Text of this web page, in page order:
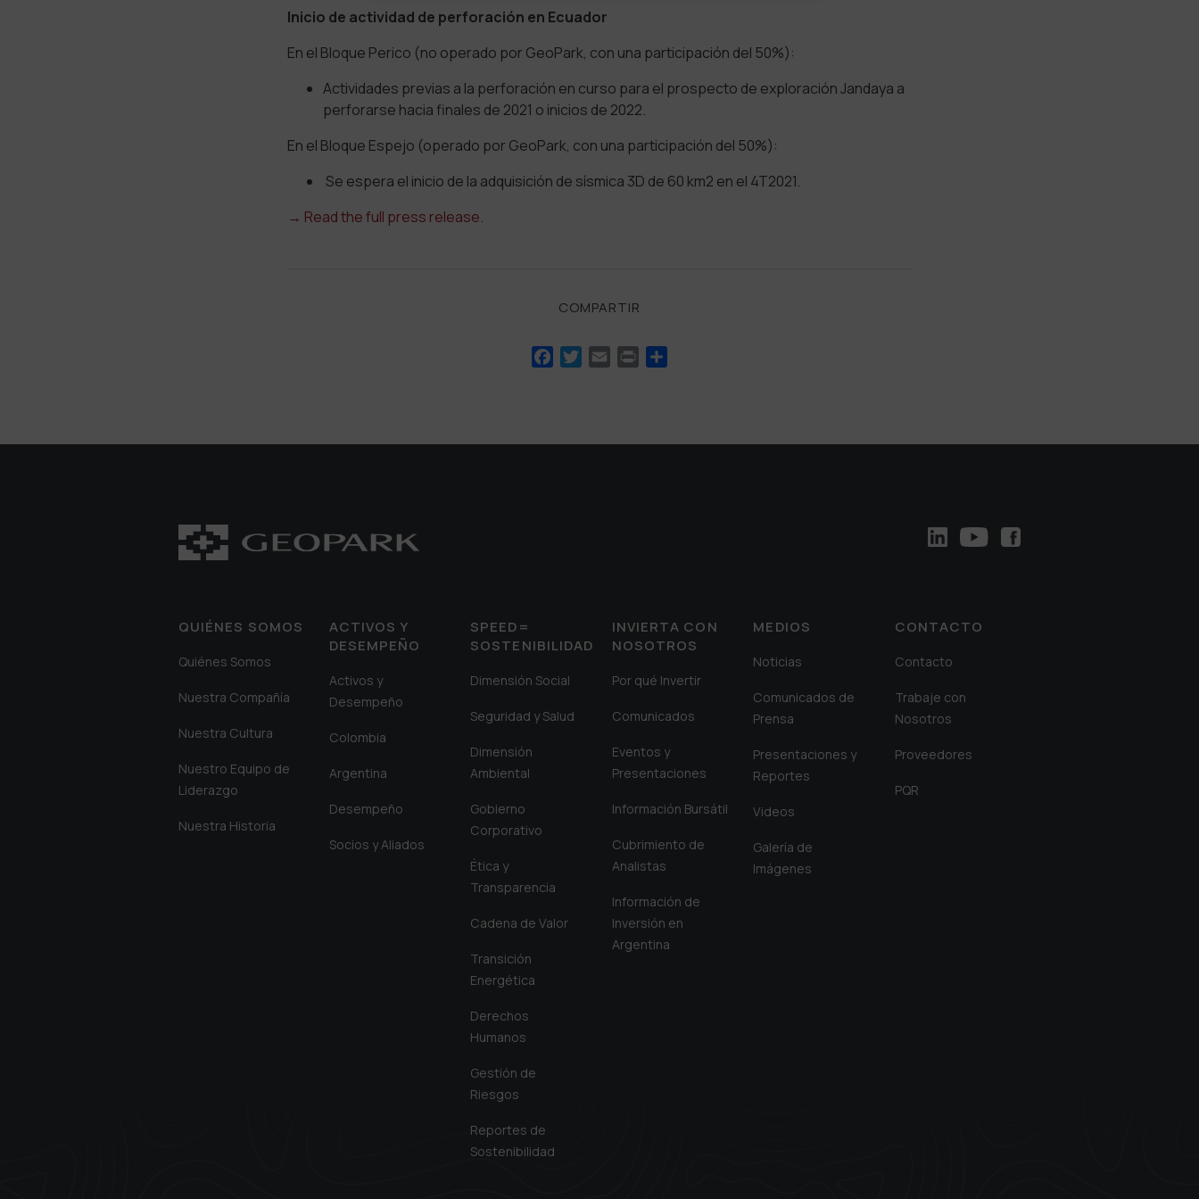
Inicio de actividad de perforación en Ecuador
En el Bloque Perico (no operado por GeoPark, con una participación del 50%):
Actividades previas a la perforación en curso para el prospecto de exploración Jandaya a
perforarse hacia finales de 2021 o inicios de 2022.
En el Bloque Espejo (operado por GeoPark, con una participación del 50%):
Se espera el inicio de la adquisición de sísmica 3D de 60 km2 en el 4T2021.
→ Read the full press release.
COMPARTIR
Facebook
Twitter
Email Print
QUIÉNES SOMOS
Quiénes Somos
Nuestra Compañía
Nuestra Cultura
Nuestro Equipo de
Liderazgo
Nuestra Historia
ACTIVOS Y
DESEMPEÑO
Activos y
Desempeño
Colombia
Argentina
Desempeño
Socios y Aliados
SPEED=
SOSTENIBILIDAD
Dimensión Social
Seguridad y Salud
Dimensión
Ambiental
Gobierno
Corporativo
Ética y
Transparencia
Cadena de Valor
Transición
Energética
Derechos
Humanos
Gestión de
Riesgos
Reportes de
Sostenibilidad
INVIERTA CON
NOSOTROS
Por qué Invertir
Comunicados
Eventos y
Presentaciones
Información Bursátil
Cubrimiento de
Analistas
Información de
Inversión en
Argentina
MEDIOS
Noticias
Comunicados de
Prensa
Presentaciones y
Reportes
Videos
Galería de
Imágenes
CONTACTO
Contacto
Trabaje con
Nosotros
Proveedores
PQR